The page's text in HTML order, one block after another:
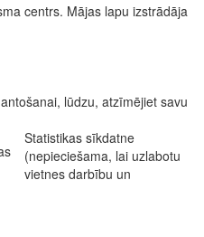
centrs. Mājas lapu izstrādāja
lūdzu, atzīmējiet savu
Statistikas sīkdatne
(nepieciešama, lai uzlabotu
vietnes darbību un